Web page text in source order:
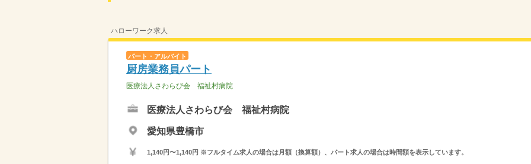
ハローワーク求人
パート・アルバイト
厨房業務員パート
医療法人さわらび会 福祉村病院
医療法人さわらび会 福祉村病院
愛知県豊橋市
1,140円〜1,140円 ※フルタイム求人の場合は月額（換算額）、パート求人の場合は時間額を表示しています。